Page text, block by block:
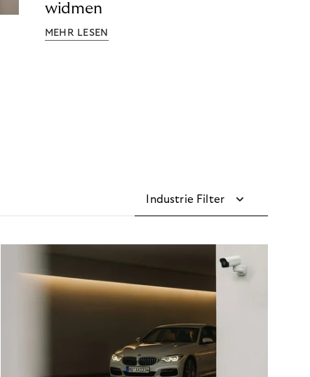
widmen
MEHR LESEN
Industrie Filter